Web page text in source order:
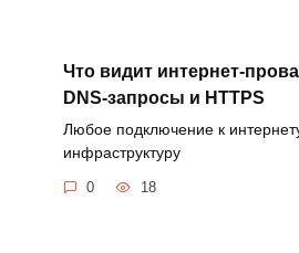
Что видит интернет-
DNS-запросы и HTTPS
Любое подключение к
инфраструктуру
0 18